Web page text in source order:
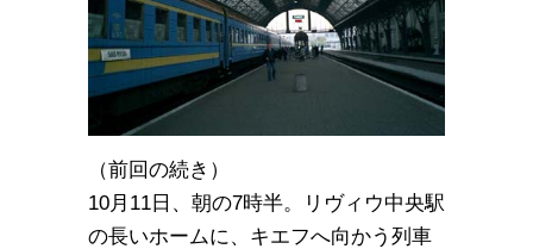
（前回の続き）
10月11日、朝の7時半。リヴィウ中央駅
の長いホームに、キエフへ向かう列車